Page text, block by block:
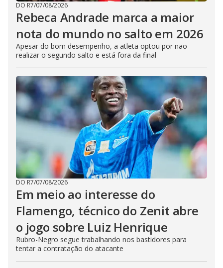
DO R7/07/08/2026
Rebeca Andrade marca a maior
nota do mundo no salto em 2026
Apesar do bom desempenho, a atleta optou por não
realizar o segundo salto e está fora da final
DO R7/07/08/2026
Em meio ao interesse do
Flamengo, técnico do Zenit abre
o jogo sobre Luiz Henrique
Rubro-Negro segue trabalhando nos bastidores para
tentar a contratação do atacante